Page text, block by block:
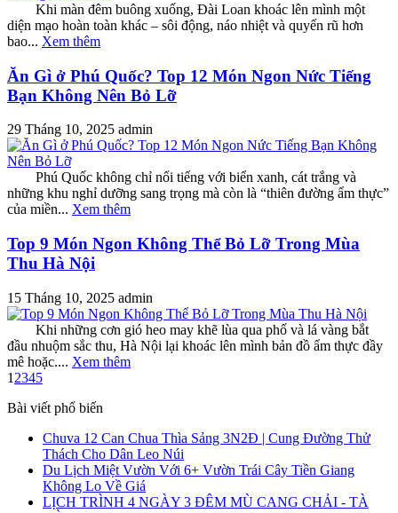
Khi màn đêm buông xuống, Đài Loan khoác lên mình một
diện mạo hoàn toàn khác – sôi động, náo nhiệt và quyến rũ hơn
bao... Xem thêm
Ăn Gì ở Phú Quốc? Top 12 Món Ngon Nức Tiếng
Bạn Không Nên Bỏ Lỡ
29 Tháng 10, 2025 admin
Phú Quốc không chỉ nổi tiếng với biển xanh, cát trắng và
những khu nghỉ dưỡng sang trọng mà còn là “thiên đường ẩm thực”
của miền... Xem thêm
Top 9 Món Ngon Không Thể Bỏ Lỡ Trong Mùa
Thu Hà Nội
15 Tháng 10, 2025 admin
Khi những cơn gió heo may khẽ lùa qua phố và lá vàng bắt
đầu nhuộm sắc thu, Hà Nội lại khoác lên mình bản đồ ẩm thực đầy
mê hoặc.... Xem thêm
1 2345
Bài viết phổ biến
Chuva 12 Can Chua Thìa Sảng 3N2Đ | Cung Đường Thử
Thách Cho Dân Leo Núi
Du Lịch Miệt Vườn Với 6+ Vườn Trái Cây Tiền Giang
Không Lo Về Giá
LỊCH TRÌNH 4 NGÀY 3 ĐÊM MÙ CANG CHẢI - TÀ